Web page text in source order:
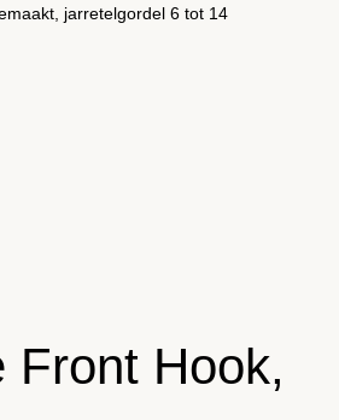
jarretelgordel 6 tot 14
Front Hook,